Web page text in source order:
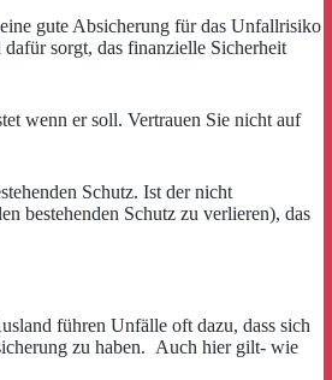
gute Absicherung für das Unfallrisiko
sorgt, das finanzielle Sicherheit
wenn er soll. Vertrauen Sie nicht auf
Schutz. Ist der nicht
bestehenden Schutz zu verlieren), das
führen Unfälle oft dazu, dass sich
zu haben. Auch hier gilt- wie